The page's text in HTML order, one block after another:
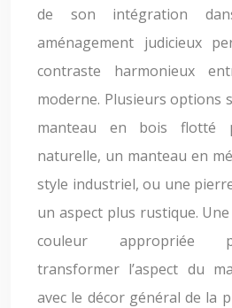
de son intégration
aménagement judicieux
contraste harmonieux
moderne. Plusieurs options
manteau en bois flotté
naturelle, un manteau en
style industriel, ou une
un aspect plus rustique.
couleur appropriée
transformer l’aspect du
avec le décor général de la